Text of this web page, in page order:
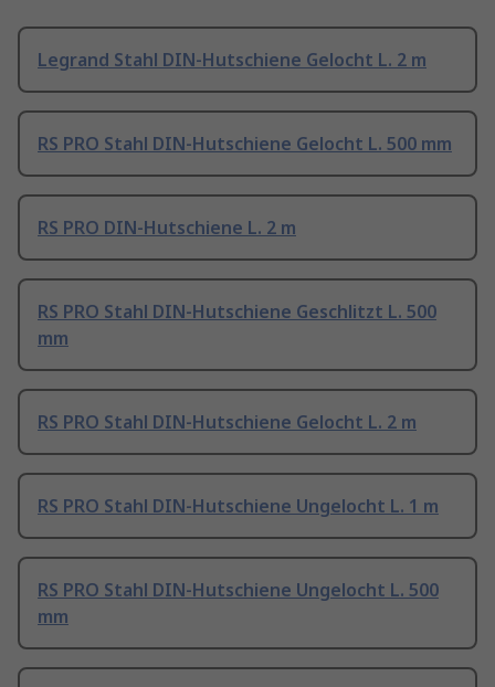
Legrand Stahl DIN-Hutschiene Gelocht L. 2 m
RS PRO Stahl DIN-Hutschiene Gelocht L. 500 mm
RS PRO DIN-Hutschiene L. 2 m
RS PRO Stahl DIN-Hutschiene Geschlitzt L. 500
mm
RS PRO Stahl DIN-Hutschiene Gelocht L. 2 m
RS PRO Stahl DIN-Hutschiene Ungelocht L. 1 m
RS PRO Stahl DIN-Hutschiene Ungelocht L. 500
mm